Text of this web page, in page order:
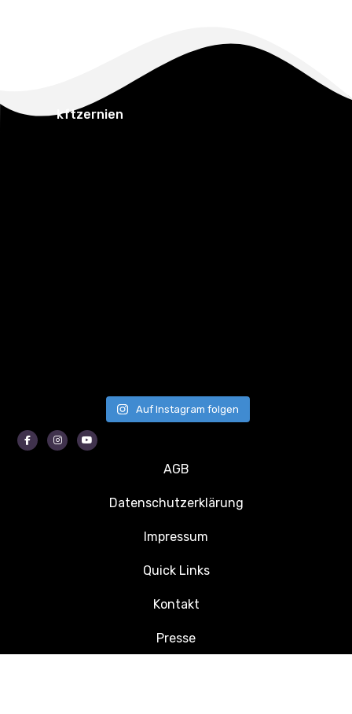
kftzernien
Auf Instagram folgen
FacebookInstagram
AGB
Datenschutzerklärung
Impressum
Quick Links
Kontakt
Presse